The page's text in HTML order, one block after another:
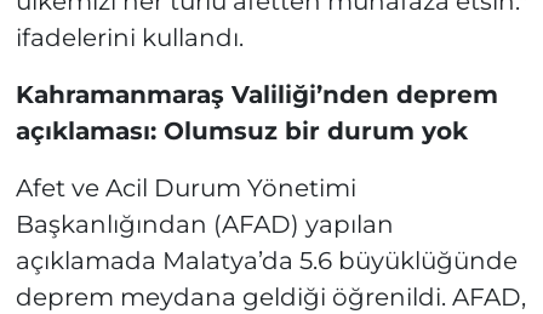
ifadelerini kullandı.
Kahramanmaraş Valiliği’nden deprem
açıklaması: Olumsuz bir durum yok
Afet ve Acil Durum Yönetimi
Başkanlığından (AFAD) yapılan
açıklamada Malatya’da 5.6 büyüklüğünde
deprem meydana geldiği öğrenildi. AFAD,